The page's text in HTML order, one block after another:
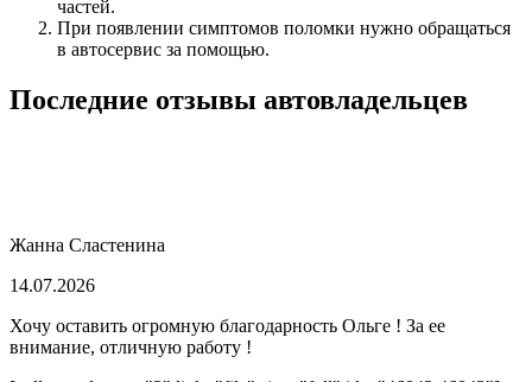
частей.
При появлении симптомов поломки нужно обращаться
в автосервис за помощью.
Последние отзывы автовладельцев
Жанна Сластенина
14.07.2026
Хочу оставить огромную благодарность Ольге ! За ее
внимание, отличную работу !